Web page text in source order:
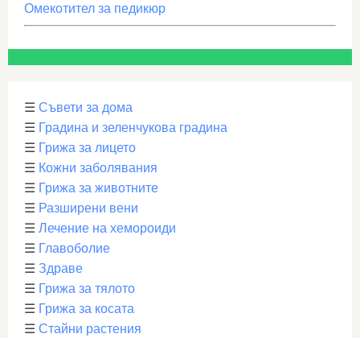
Омекотител за педикюр
☰ Съвети за дома
☰ Градина и зеленчукова градина
☰ Грижа за лицето
☰ Кожни заболявания
☰ Грижа за животните
☰ Разширени вени
☰ Лечение на хемороиди
☰ Главоболие
☰ Здраве
☰ Грижа за тялото
☰ Грижа за косата
☰ Стайни растения